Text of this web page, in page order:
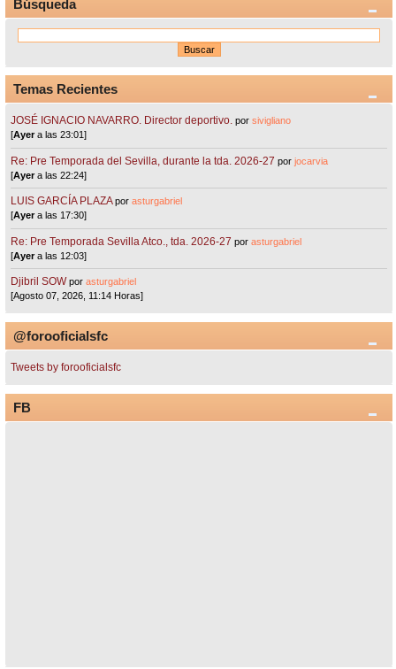
Búsqueda
Temas Recientes
JOSÉ IGNACIO NAVARRO. Director deportivo. porsivigliano
[Ayera las 23:01]
Re: Pre Temporada del Sevilla, durante la tda. 2026-27 porjocarvia
[Ayera las 22:24]
LUIS GARCÍA PLAZA porasturgabriel
[Ayera las 17:30]
Re: Pre Temporada Sevilla Atco., tda. 2026-27 porasturgabriel
[Ayera las 12:03]
Djibril SOW porasturgabriel
[Agosto 07, 2026, 11:14 Horas]
@forooficialsfc
Tweets by forooficialsfc
FB